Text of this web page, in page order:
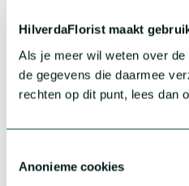
HilverdaFlorist maakt
Als je meer wil weten over
de gegevens die daarmee
rechten op dit punt, lees dan
Anonieme cookies
Con sus grandes y elegantes